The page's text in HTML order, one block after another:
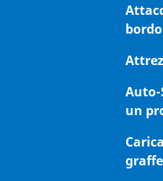
bordo
un
graffe